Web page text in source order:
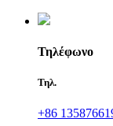
Τηλέφωνο
Τηλ.
+86